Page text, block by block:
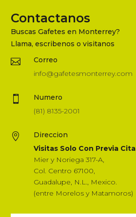
Contactanos
Buscas Gafetes en Monterrey?
Llama, escribenos o visitanos

Correo
info@gafetesmonterrey.com

Numero
(81) 8135-2001

Direccion
Visitas Solo Con Previa Cita
Mier y Noriega 317-A,
Col. Centro 67100,
Guadalupe, N.L., Mexico.
(entre Morelos y Matamoros)